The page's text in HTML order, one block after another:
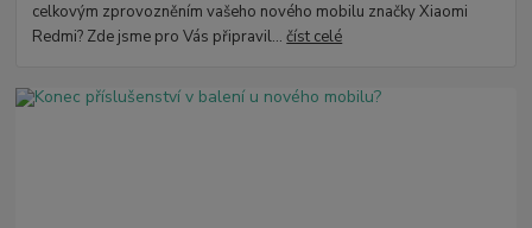
celkovým zprovozněním vašeho nového mobilu značky Xiaomi
Redmi? Zde jsme pro Vás připravil...číst celé